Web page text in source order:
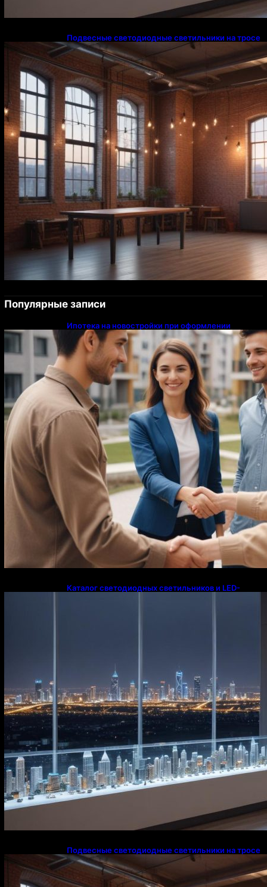
Подвесные светодиодные светильники на тросе
Популярные записи
Ипотека на новостройки при оформлении
напрямую у застройщика
Каталог светодиодных светильников и LED-
Подвесные светодиодные светильники на тросе